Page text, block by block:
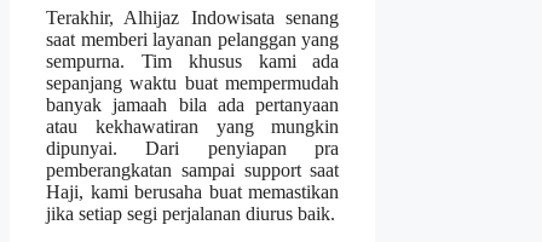
Terakhir, Alhijaz Indowisata senang
saat memberi layanan pelanggan yang
sempurna. Tim khusus kami ada
sepanjang waktu buat mempermudah
banyak jamaah bila ada pertanyaan
atau kekhawatiran yang mungkin
dipunyai. Dari penyiapan pra
pemberangkatan sampai support saat
Haji, kami berusaha buat memastikan
jika setiap segi perjalanan diurus baik.